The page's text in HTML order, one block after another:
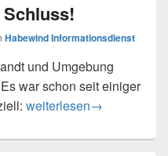
Habewind Informationsdienst
und Umgebung
war schon seit einiger
Nach 130 Jahren ist
weiterlesen→